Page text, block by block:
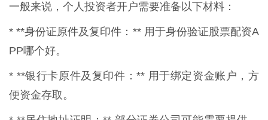
一般来说，个人投资者开户需要准备以下材料：
* **身份证原件及复印件：** 用于身份验证股票配资A
PP哪个好。
* **银行卡原件及复印件：** 用于绑定资金账户，方
便资金存取。